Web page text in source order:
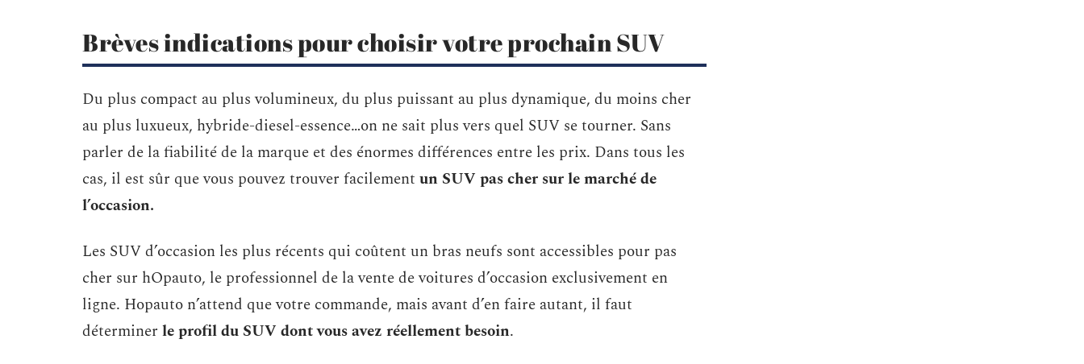
Brèves indications pour choisir votre prochain SUV
Du plus compact au plus volumineux, du plus puissant au plus dynamique, du moins cher
au plus luxueux, hybride-diesel-essence…on ne sait plus vers quel SUV se tourner. Sans
parler de la fiabilité de la marque et des énormes différences entre les prix. Dans tous les
cas, il est sûr que vous pouvez trouver facilement un SUV pas cher sur le marché de
l’occasion.
Les SUV d’occasion les plus récents qui coûtent un bras neufs sont accessibles pour pas
cher sur hOpauto, le professionnel de la vente de voitures d’occasion exclusivement en
ligne. Hopauto n’attend que votre commande, mais avant d’en faire autant, il faut
déterminer le profil du SUV dont vous avez réellement besoin.